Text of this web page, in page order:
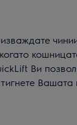
Ви
Вашата